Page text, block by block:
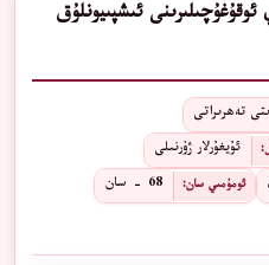
ﺋﯩﺸﭙﯩﻴﻮﻧﻠﯘﻕ
تەھرىراتى
ئۇيغۇرلار ژۇرنىلى
ئومۇمىي سان:
68 - سان